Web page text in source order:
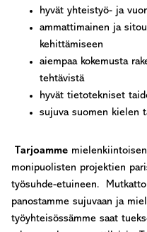
hyvät yhteistyö- ja
ammattimainen ja
kehittämiseen
aiempaa kokemusta
tehtävistä
­­­hyvät tietotekniset
sujuva suomen kielen
Tarjoamme
monipuolisten projektien
työsuhde-etuineen.
panostamme sujuvaan ja
työyhteisössämme saat